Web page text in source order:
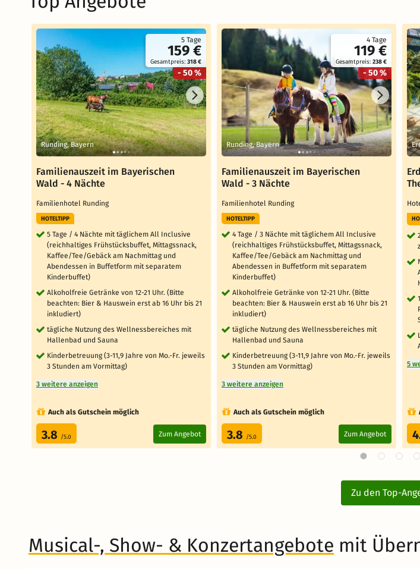
5 Tage
159 €
Gesamtpreis: 318 €
- 50 %
Runding, Bayern
Familienauszeit im Bayerischen
Wald - 4 Nächte
Familienhotel Runding
HOTELTIPP
5 Tage / 4 Nächte mit täglichem All Inclusive
(reichhaltiges Frühstücksbuffet, Mittagssnack,
Kaffee/Tee/Gebäck am Nachmittag und
Abendessen in Buffetform mit separatem
Kinderbuffet)
Alkoholfreie Getränke von 12-21 Uhr. (Bitte
beachten: Bier & Hauswein erst ab 16 Uhr bis 21
inkludiert)
tägliche Nutzung des Wellnessbereiches mit
Hallenbad und Sauna
Kinderbetreuung (3-11,9 Jahre von Mo.-Fr. jeweils
3 Stunden am Vormittag)
3 weitere anzeigen
Auch als Gutschein möglich
3.8 /5.0 Zum Angebot
4 Tage
119 €
Gesamtpreis: 238 €
- 50 %
Runding, Bayern
Familienauszeit im Bayerischen
Wald - 3 Nächte
Familienhotel Runding
HOTELTIPP
4 Tage / 3 Nächte mit täglichem All Inclusive
(reichhaltiges Frühstücksbuffet, Mittagssnack,
Kaffee/Tee/Gebäck am Nachmittag und
Abendessen in Buffetform mit separatem
Kinderbuffet)
Alkoholfreie Getränke von 12-21 Uhr. (Bitte
beachten: Bier & Hauswein erst ab 16 Uhr bis 21
inkludiert)
tägliche Nutzung des Wellnessbereiches mit
Hallenbad und Sauna
Kinderbetreuung (3-11,9 Jahre von Mo.-Fr. jeweils
3 Stunden am Vormittag)
3 weitere anzeigen
Auch als Gutschein möglich
3.8 /5.0 Zum Angebot
5
Zu den Top-
Musical-, Show- & Konzertangebote mit